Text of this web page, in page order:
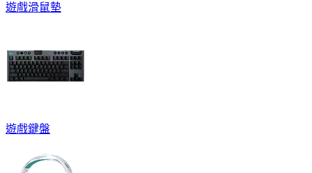
遊戲滑鼠墊
遊戲鍵盤